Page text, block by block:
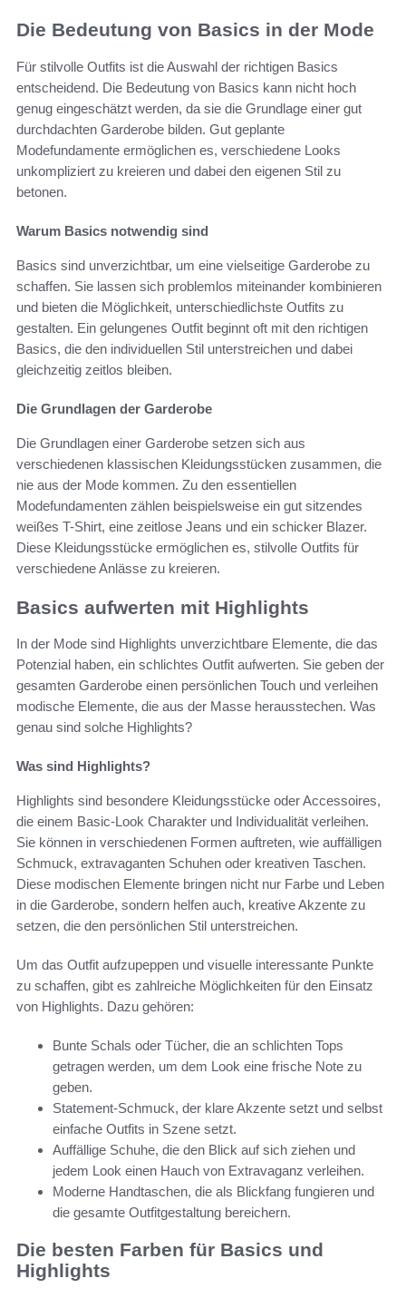
Die Bedeutung von Basics in der Mode
Für stilvolle Outfits ist die Auswahl der richtigen Basics
entscheidend. Die Bedeutung von Basics kann nicht hoch
genug eingeschätzt werden, da sie die Grundlage einer gut
durchdachten Garderobe bilden. Gut geplante
Modefundamente ermöglichen es, verschiedene Looks
unkompliziert zu kreieren und dabei den eigenen Stil zu
betonen.
Warum Basics notwendig sind
Basics sind unverzichtbar, um eine vielseitige Garderobe zu
schaffen. Sie lassen sich problemlos miteinander kombinieren
und bieten die Möglichkeit, unterschiedlichste Outfits zu
gestalten. Ein gelungenes Outfit beginnt oft mit den richtigen
Basics, die den individuellen Stil unterstreichen und dabei
gleichzeitig zeitlos bleiben.
Die Grundlagen der Garderobe
Die Grundlagen einer Garderobe setzen sich aus
verschiedenen klassischen Kleidungsstücken zusammen, die
nie aus der Mode kommen. Zu den essentiellen
Modefundamenten zählen beispielsweise ein gut sitzendes
weißes T-Shirt, eine zeitlose Jeans und ein schicker Blazer.
Diese Kleidungsstücke ermöglichen es, stilvolle Outfits für
verschiedene Anlässe zu kreieren.
Basics aufwerten mit Highlights
In der Mode sind Highlights unverzichtbare Elemente, die das
Potenzial haben, ein schlichtes Outfit aufwerten. Sie geben der
gesamten Garderobe einen persönlichen Touch und verleihen
modische Elemente, die aus der Masse herausstechen. Was
genau sind solche Highlights?
Was sind Highlights?
Highlights sind besondere Kleidungsstücke oder Accessoires,
die einem Basic-Look Charakter und Individualität verleihen.
Sie können in verschiedenen Formen auftreten, wie auffälligen
Schmuck, extravaganten Schuhen oder kreativen Taschen.
Diese modischen Elemente bringen nicht nur Farbe und Leben
in die Garderobe, sondern helfen auch, kreative Akzente zu
setzen, die den persönlichen Stil unterstreichen.
Um das Outfit aufzupeppen und visuelle interessante Punkte
zu schaffen, gibt es zahlreiche Möglichkeiten für den Einsatz
von Highlights. Dazu gehören:
Bunte Schals oder Tücher, die an schlichten Tops
getragen werden, um dem Look eine frische Note zu
geben.
Statement-Schmuck, der klare Akzente setzt und selbst
einfache Outfits in Szene setzt.
Auffällige Schuhe, die den Blick auf sich ziehen und
jedem Look einen Hauch von Extravaganz verleihen.
Moderne Handtaschen, die als Blickfang fungieren und
die gesamte Outfitgestaltung bereichern.
Die besten Farben für Basics und
Highlights